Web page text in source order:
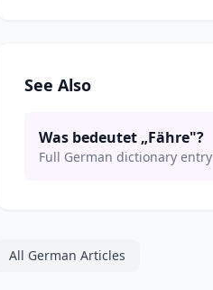
See Also
Was bedeutet „Fähre"?
Full German dictionary entry
All German Articles